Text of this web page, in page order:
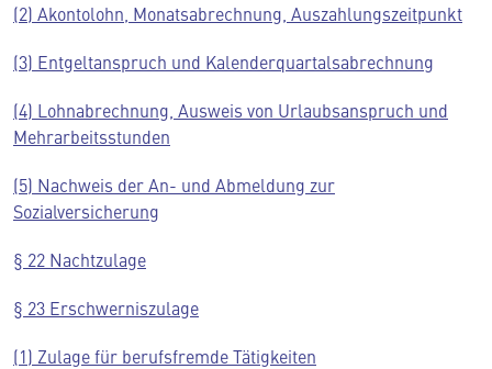
(2) Akontolohn, Monatsabrechnung, Auszahlungszeitpunkt
(3) Entgeltanspruch und Kalenderquartalsabrechnung
(4) Lohnabrechnung, Ausweis von Urlaubsanspruch und
Mehrarbeitsstunden
(5) Nachweis der An- und Abmeldung zur
Sozialversicherung
§ 22 Nachtzulage
§ 23 Erschwerniszulage
(1) Zulage für berufsfremde Tätigkeiten